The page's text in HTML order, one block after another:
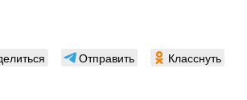
Отправить Класснуть